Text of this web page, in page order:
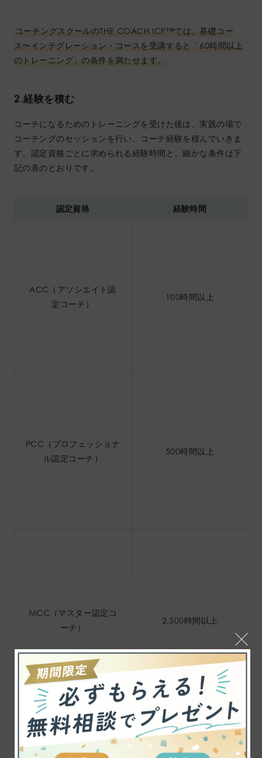
コーチングスクールのTHE COACH ICP™︎では、基礎コー
ス〜インテグレーション・コースを受講すると「60時間以上
のトレーニング」の条件を満たせます。
2.経験を積む
コーチになるためのトレーニングを受けた後は、実践の場で
コーチングのセッションを行い、コーチ経験を積んでいきま
す。認定資格ごとに求められる経験時間と、細かな条件は下
記の表のとおりです。
認定資格 経験時間
ACC（アソシエイト認
定コーチ）
100時間以上
PCC（プロフェッショナ
ル認定コーチ）
500時間以上
MCC（マスター認定コ
ーチ）
2,500時間以上
THE COACH ICP™︎の場合、コーチングの実践経験を積んだ
あとは、コーチングの録音と文字起こしのログの提出が必要
です。